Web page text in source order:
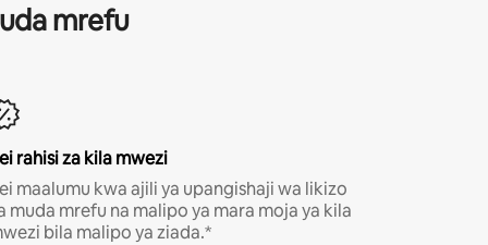
mrefu
rahisi za kila mwezi
maalumu kwa ajili ya upangishaji wa likizo
muda mrefu na malipo ya mara moja ya kila
bila malipo ya ziada.*